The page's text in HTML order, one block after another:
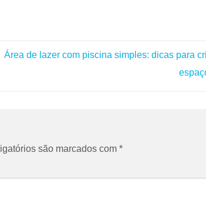
Área de lazer com piscina simples: dicas para
são marcados com *